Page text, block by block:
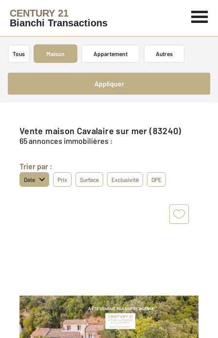
CENTURY 21
Bianchi Transactions
Tous Maison Appartement Autres
Appliquer
Vente maison Cavalaire sur mer (83240)
65 annonces immobilières :
Trier par :
Date Prix Surface Exclusivité DPE
CAVALAIRE SUR MER 83
197,38 m2, 6 pièces
Ref : 4867